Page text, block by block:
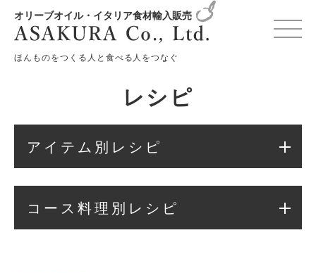
オリーブオイル・イタリア食材輸入販売
ほんものをつくる人と食べる人をつなぐ
変更確認プレビュー
レシピ
アイテム別レシピ
コース料理別レシピ